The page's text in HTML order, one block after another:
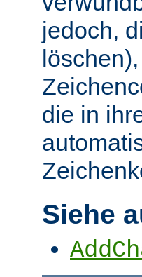
jedoch,
die in
Siehe